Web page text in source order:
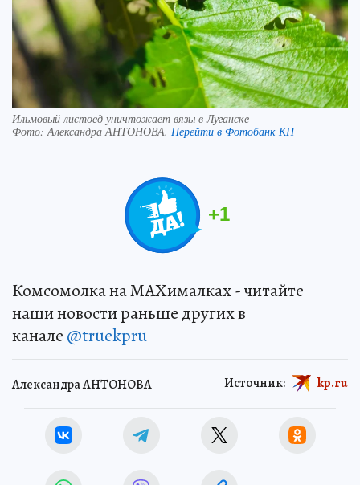
Ильмовый листоед уничтожает вязы в Луганске
Фото:Александра АНТОНОВА. Перейти в Фотобанк КП
+1
Комсомолка на MAXималках - читайте
наши новости раньше других в
канале @truekpru
Александра АНТОНОВА Источник: kp.ru